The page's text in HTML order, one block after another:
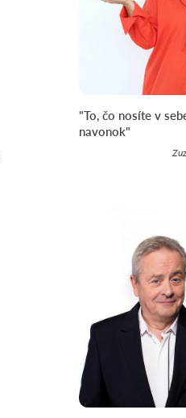
"To, čo nosíte v
navonok"